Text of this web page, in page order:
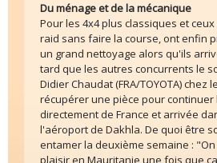
Du ménage et de la mécanique
Pour les 4x4 plus classiques et
raid sans faire la course, ont enfin
un grand nettoyage alors qu'ils
tard que les autres concurrents le
Didier Chaudat (FRA/TOYOTA) chez
récupérer une pièce pour
directement de France et arrivée
l'aéroport de Dakhla. De quoi être
entamer la deuxième semaine :
plaisir en Mauritanie une fois que